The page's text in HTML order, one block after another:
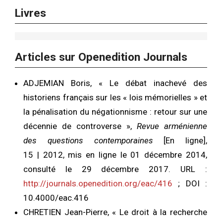
Livres
Articles sur Openedition Journals
ADJEMIAN Boris, « Le débat inachevé des
historiens français sur les « lois mémorielles » et
la pénalisation du négationnisme : retour sur une
décennie de controverse », Revue arménienne
des questions contemporaines [En ligne],
15 | 2012, mis en ligne le 01 décembre 2014,
consulté le 29 décembre 2017. URL :
http://journals.openedition.org/eac/416 ; DOI :
10.4000/eac.416
CHRETIEN Jean-Pierre, « Le droit à la recherche